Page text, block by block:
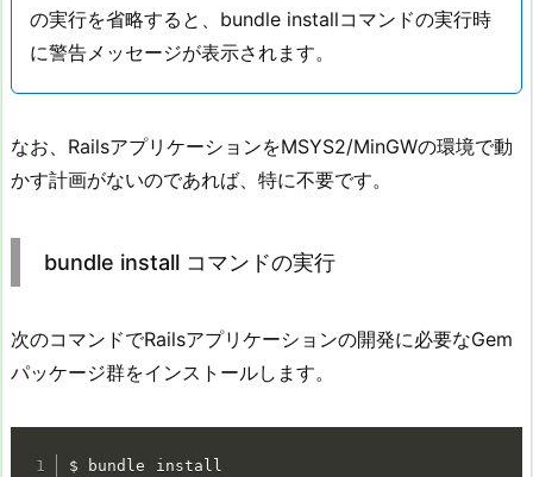
の実行を省略すると、bundle installコマンドの実行時
に警告メッセージが表示されます。
なお、RailsアプリケーションをMSYS2/MinGWの環境で動
かす計画がないのであれば、特に不要です。
bundle install コマンドの実行
次のコマンドでRailsアプリケーションの開発に必要なGem
パッケージ群をインストールします。
$ bundle install